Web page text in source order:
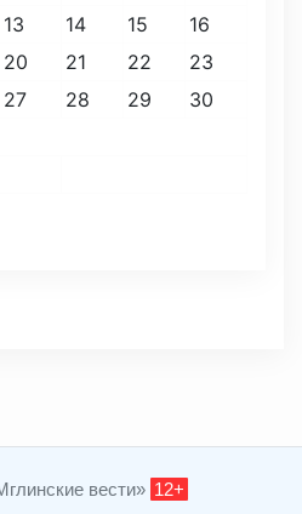
13 14 15
16
20 21 22
23
27 28 29
30
вести» 12+